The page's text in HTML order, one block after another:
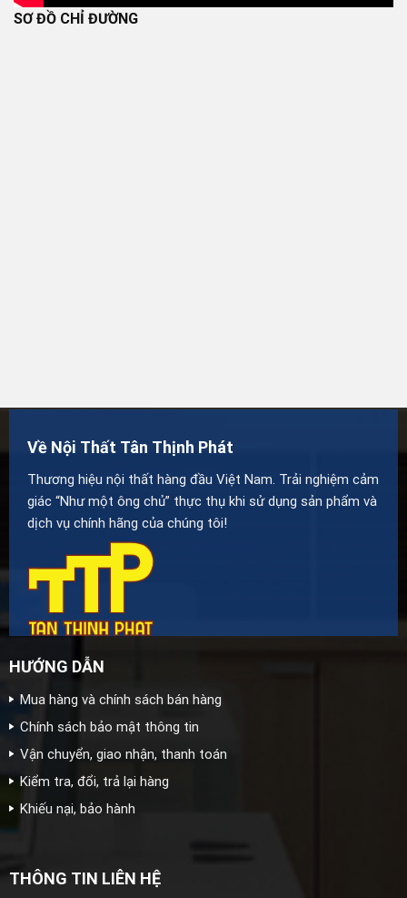
SƠ ĐỒ CHỈ ĐƯỜNG
Về Nội Thất Tân Thịnh Phát
Thương hiệu nội thất hàng đầu Việt Nam. Trải nghiệm cảm
giác “Như một ông chủ” thực thụ khi sử dụng sản phẩm và
dịch vụ chính hãng của chúng tôi!
HƯỚNG DẪN
Mua hàng và chính sách bán hàng
Chính sách bảo mật thông tin
Vận chuyển, giao nhận, thanh toán
Kiểm tra, đổi, trả lại hàng
Khiếu nại, bảo hành
THÔNG TIN LIÊN HỆ